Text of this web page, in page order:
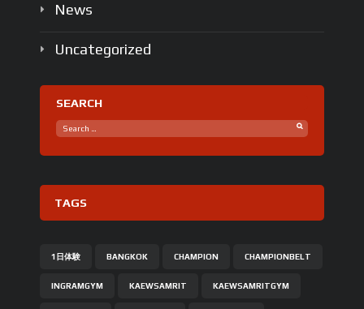
News
Uncategorized
SEARCH
TAGS
1日体験 BANGKOK CHAMPION CHAMPIONBELT
INGRAMGYM KAEWSAMRIT KAEWSAMRITGYM